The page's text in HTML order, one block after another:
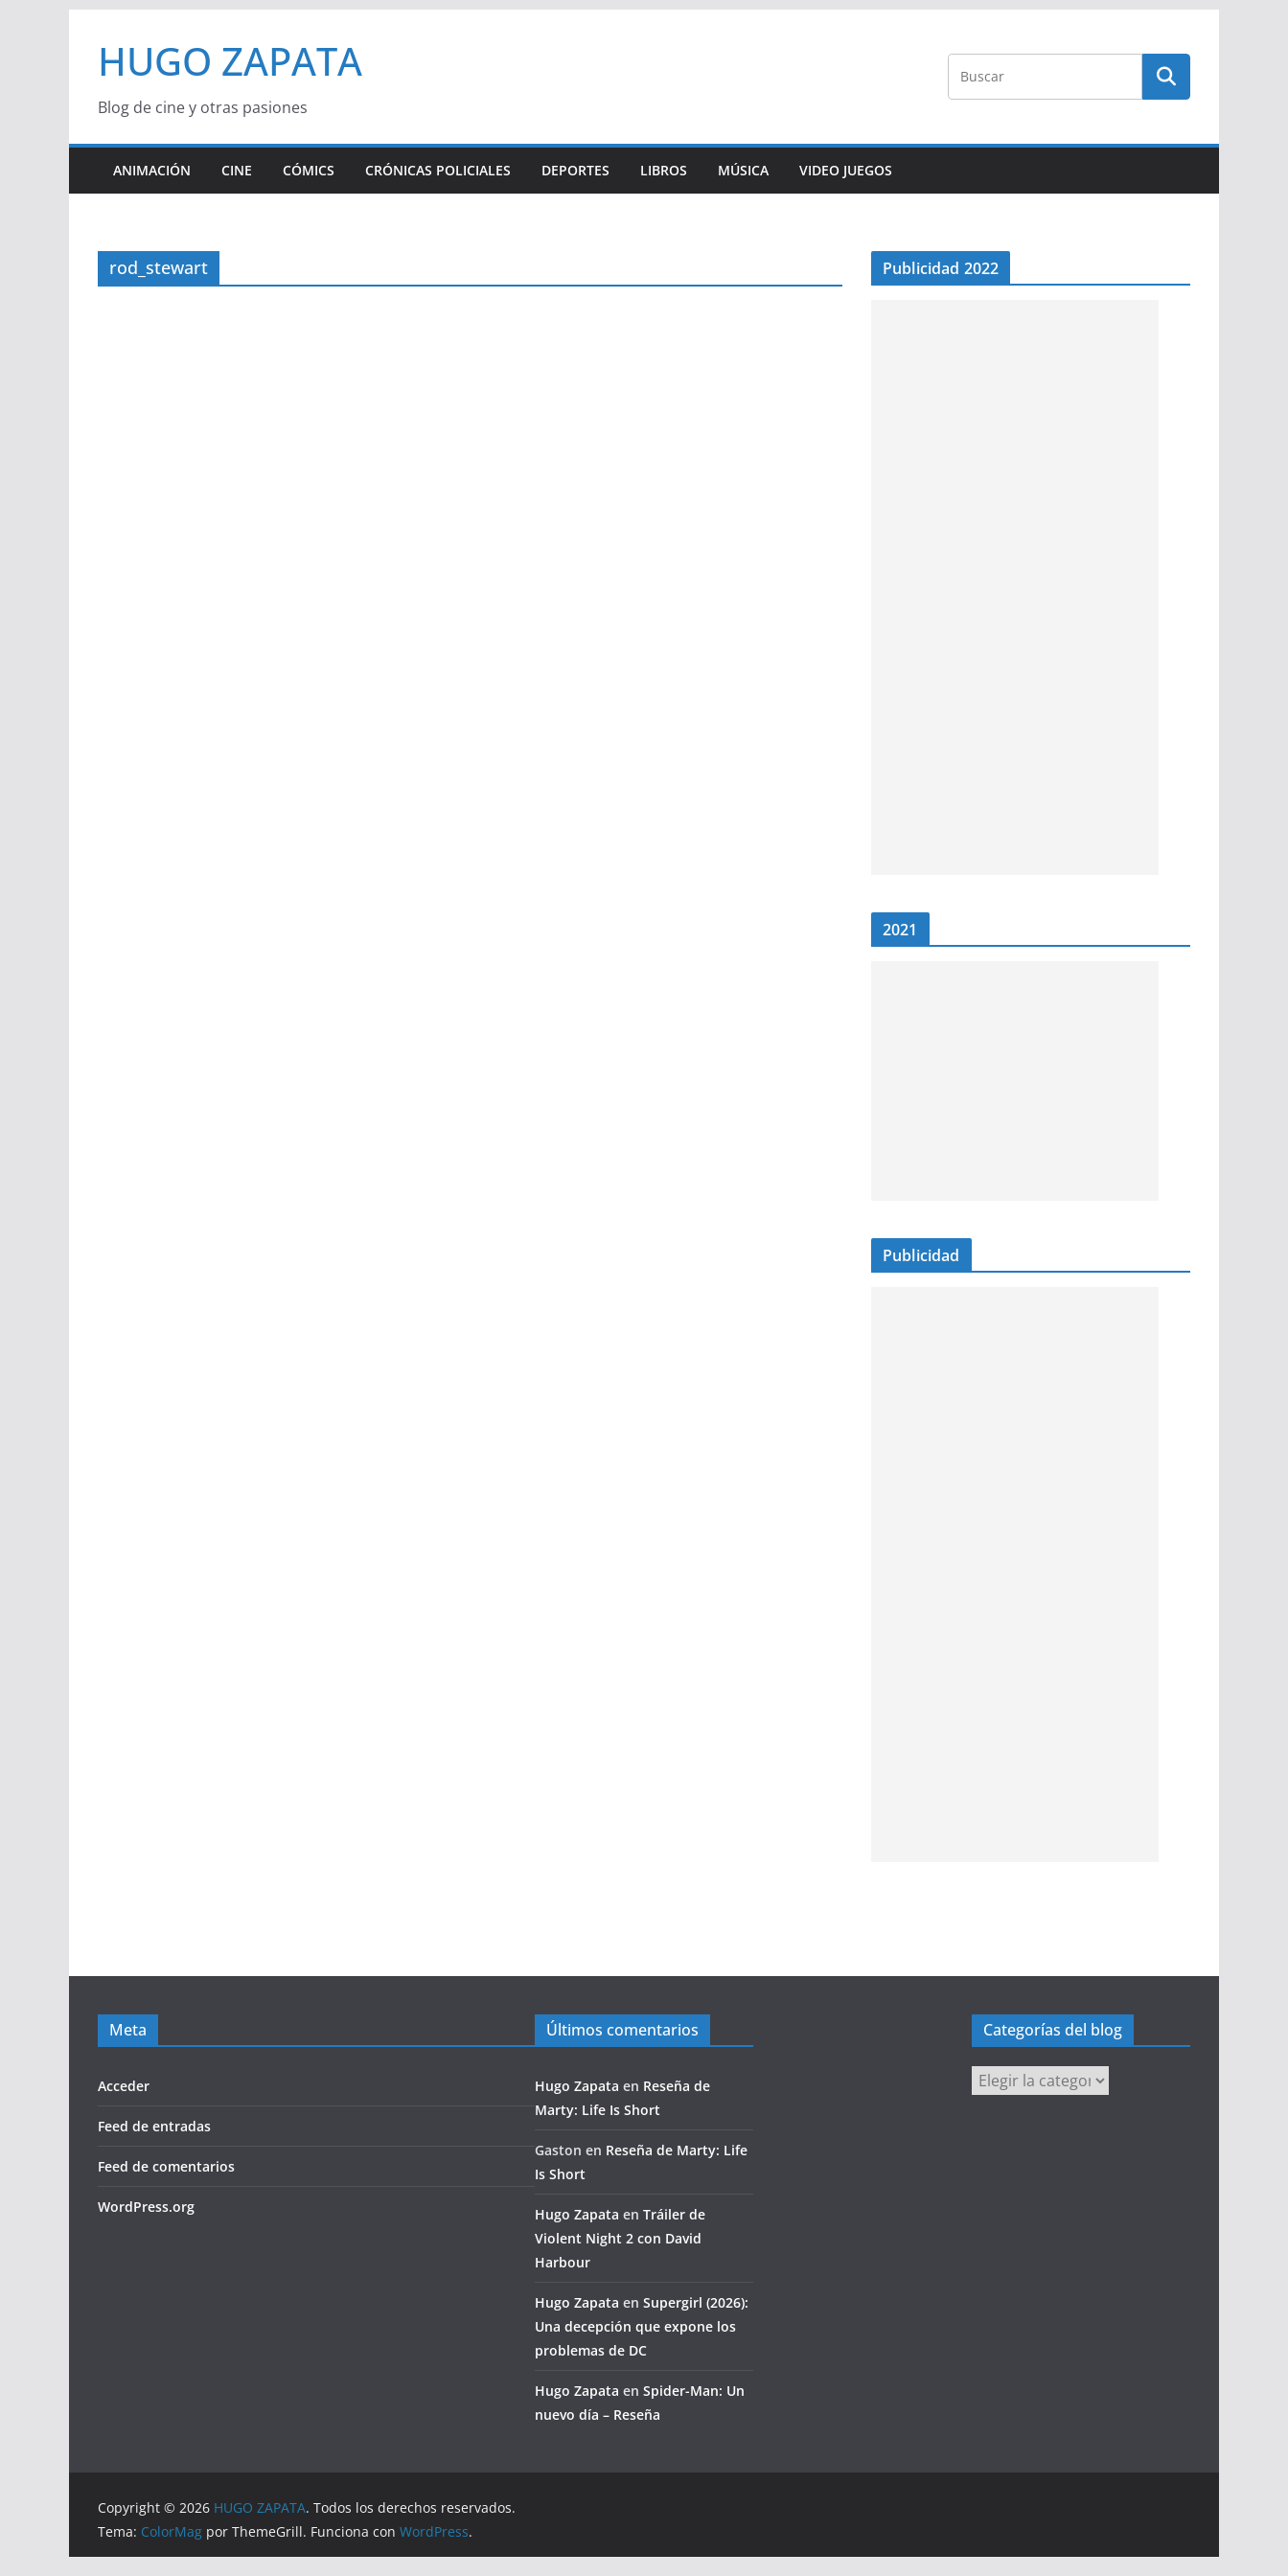
contenido
HUGO ZAPATA
Blog de cine y otras pasiones
ANIMACIÓN CINE CÓMICS CRÓNICAS POLICIALES DEPORTES LIBROS MÚSICA VIDEO JUEGOS
rod_stewart Publicidad 2022
2021
Publicidad
Meta
Acceder
Feed de entradas
Feed de comentarios
WordPress.org
Últimos comentarios
Hugo Zapata en Reseña de
Marty: Life Is Short
Gaston en Reseña de Marty: Life
Is Short
Hugo Zapata en Tráiler de
Violent Night 2 con David
Harbour
Hugo Zapata en Supergirl (2026):
Una decepción que expone los
problemas de DC
Hugo Zapata en Spider-Man: Un
nuevo día – Reseña
Categorías del blog
Categorías
del
Copyright © 2026 HUGO ZAPATA. Todos los derechos reservados.
Tema: ColorMag por ThemeGrill. Funciona con WordPress.